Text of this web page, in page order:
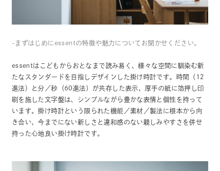
-まずはじめにessentの特徴や魅力についてお聞かせください。
essentはこどもからおとなまで読み易く、様々な空間に馴染む新
たなスタンダードを目指しデザインした掛け時計です。時間（12
進法）と分／秒（60進法）が共存した表示、厚手の紙に箔押し印
刷を施した文字盤は、シンプルながら豊かな表情と個性を持って
います。掛け時計という限られた機能／素材／製法に根本から向
き合い、今までにない新しさと違和感のない親しみやすさを併せ
持った心地良い掛け時計です。